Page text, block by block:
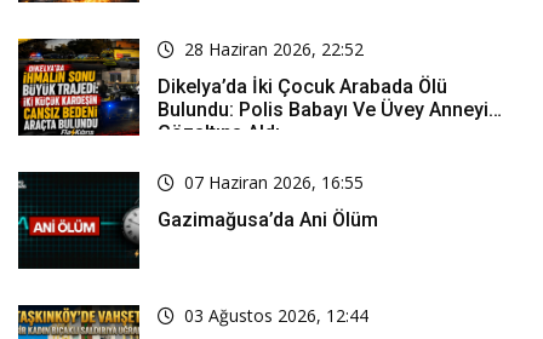
28 Haziran 2026, 22:52
Dikelya’da İki Çocuk Arabada Ölü
Bulundu: Polis Babayı Ve Üvey Anneyi
Gözaltına Aldı
07 Haziran 2026, 16:55
Gazimağusa’da Ani Ölüm
03 Ağustos 2026, 12:44